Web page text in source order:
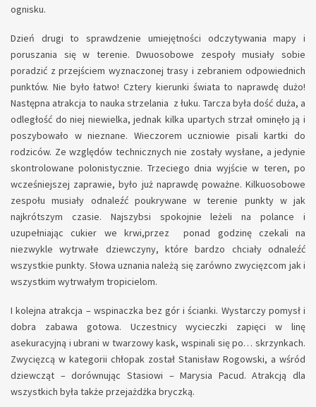
ognisku.
Dzień drugi to sprawdzenie umiejętności odczytywania mapy i
poruszania się w terenie. Dwuosobowe zespoły musiały sobie
poradzić z przejściem wyznaczonej trasy i zebraniem odpowiednich
punktów. Nie było łatwo! Cztery kierunki świata to naprawdę dużo!
Następna atrakcja to nauka strzelania z łuku. Tarcza była dość duża, a
odległość do niej niewielka, jednak kilka upartych strzał ominęło ją i
poszybowało w nieznane. Wieczorem uczniowie pisali kartki do
rodziców. Ze względów technicznych nie zostały wysłane, a jedynie
skontrolowane polonistycznie. Trzeciego dnia wyjście w teren, po
wcześniejszej zaprawie, było już naprawdę poważne. Kilkuosobowe
zespołu musiały odnaleźć poukrywane w terenie punkty w jak
najkrótszym czasie. Najszybsi spokojnie leżeli na polance i
uzupełniając cukier we krwi,przez ponad godzinę czekali na
niezwykle wytrwałe dziewczyny, które bardzo chciały odnaleźć
wszystkie punkty. Słowa uznania należą się zarówno zwycięzcom jak i
wszystkim wytrwałym tropicielom.
I kolejna atrakcja – wspinaczka bez gór i ścianki. Wystarczy pomysł i
dobra zabawa gotowa. Uczestnicy wycieczki zapięci w linę
asekuracyjną i ubrani w twarzowy kask, wspinali się po… skrzynkach.
Zwycięzcą w kategorii chłopak został Stanisław Rogowski, a wśród
dziewcząt – dorównując Stasiowi – Marysia Pacud. Atrakcją dla
wszystkich była także przejażdżka bryczką.